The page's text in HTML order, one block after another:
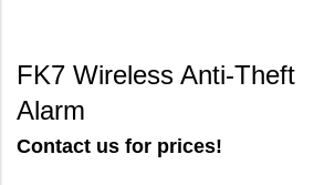
FK7 Wireless Anti-Theft
Alarm
Contact us for prices!